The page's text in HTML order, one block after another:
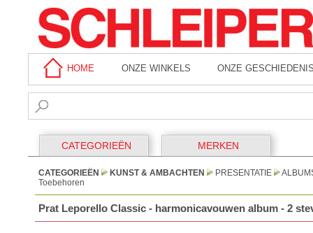
HOME ONZE WINKELS ONZE
CATEGORIEËN MERKEN
CATEGORIEËN KUNST & AMBACHTEN PRESENTATIE
Toebehoren
Prat Leporello Classic - harmonicavouwen album - 2